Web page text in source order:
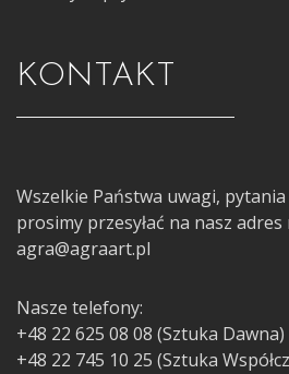
KONTAKT
Wszelkie Państwa uwagi,
prosimy przesyłać na nasz adres
agra@agraart.pl
Nasze telefony:
+48 22 625 08 08 (Sztuka Dawna)
+48 22 745 10 25 (Sztuka